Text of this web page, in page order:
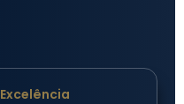
Excelência